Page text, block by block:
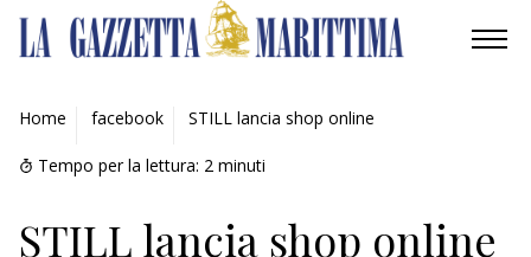
AMBIENTE
MOBILITÀ
INDUSTRIA
Home facebook STILL lancia shop online
Tempo per la lettura: 2 minuti
STILL lancia shop online